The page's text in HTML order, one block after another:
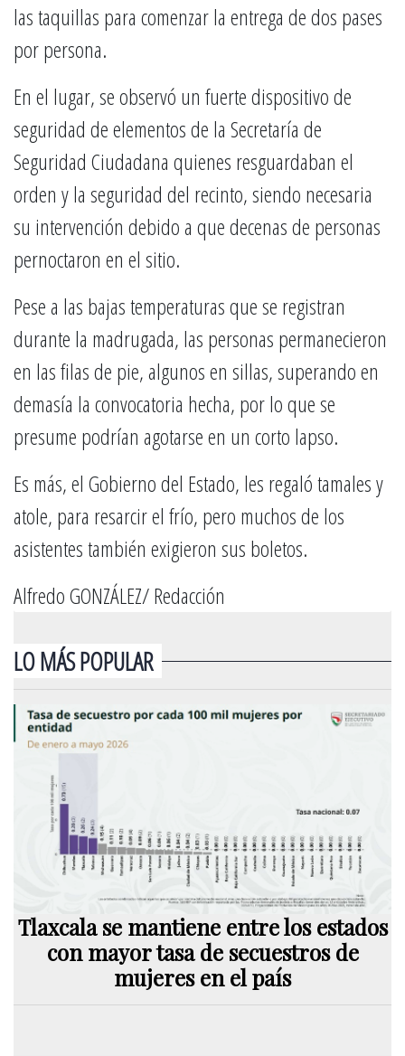
las taquillas para comenzar la entrega de dos pases
por persona.
En el lugar, se observó un fuerte dispositivo de
seguridad de elementos de la Secretaría de
Seguridad Ciudadana quienes resguardaban el
orden y la seguridad del recinto, siendo necesaria
su intervención debido a que decenas de personas
pernoctaron en el sitio.
Pese a las bajas temperaturas que se registran
durante la madrugada, las personas permanecieron
en las filas de pie, algunos en sillas, superando en
demasía la convocatoria hecha, por lo que se
presume podrían agotarse en un corto lapso.
Es más, el Gobierno del Estado, les regaló tamales y
atole, para resarcir el frío, pero muchos de los
asistentes también exigieron sus boletos.
Alfredo GONZÁLEZ/ Redacción
LO MÁS POPULAR
Tlaxcala se mantiene entre los estados
con mayor tasa de secuestros de
mujeres en el país